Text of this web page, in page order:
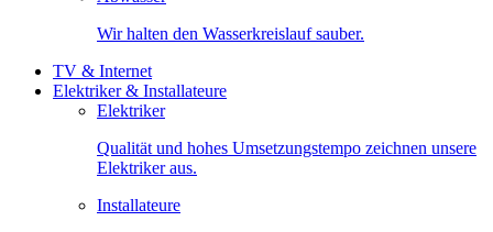
Wir halten den Wasserkreislauf sauber.
TV & Internet
Elektriker & Installateure
Elektriker
Qualität und hohes Umsetzungstempo zeichnen unsere
Elektriker aus.
Installateure